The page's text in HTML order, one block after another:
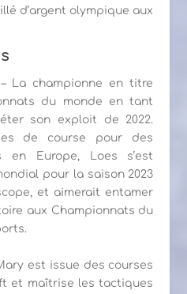
d’argent olympique aux
La championne en titre
du monde en tant
son exploit de 2022.
de course pour des
en Europe, Loes s’est
pour la saison 2023
et aimerait entamer
aux Championnats du
est issue des courses
et maîtrise les tactiques